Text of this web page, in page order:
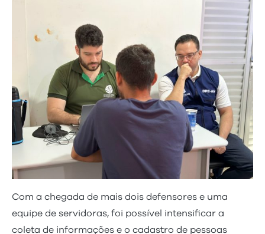
Com a chegada de mais dois defensores e uma
equipe de servidoras, foi possível intensificar a
coleta de informações e o cadastro de pessoas